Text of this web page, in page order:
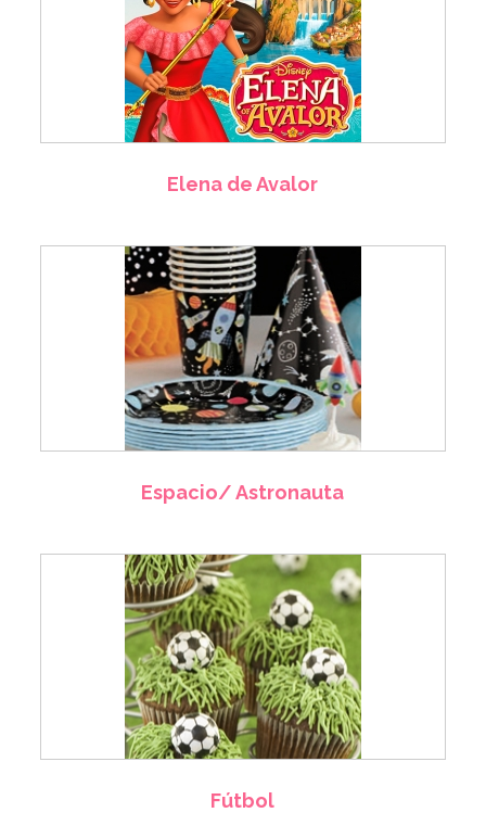
Elena de Avalor
Espacio/ Astronauta
Fútbol